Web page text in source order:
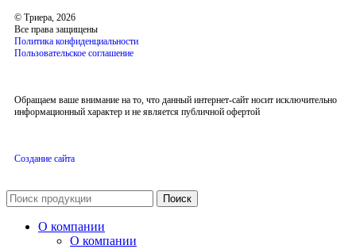
© Триера, 2026
Все права защищены
Политика конфиденциальности
Пользовательское соглашение
Обращаем ваше внимание на то, что данный интернет-сайт носит исключительно
информационный характер и не является публичной офертой
Создание сайта
Поиск
О компании
О компании